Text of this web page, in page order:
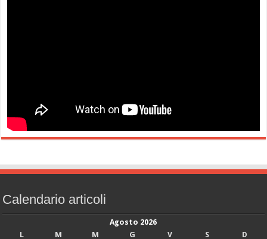
Calendario articoli
Agosto 2026
L
M M G V S
D